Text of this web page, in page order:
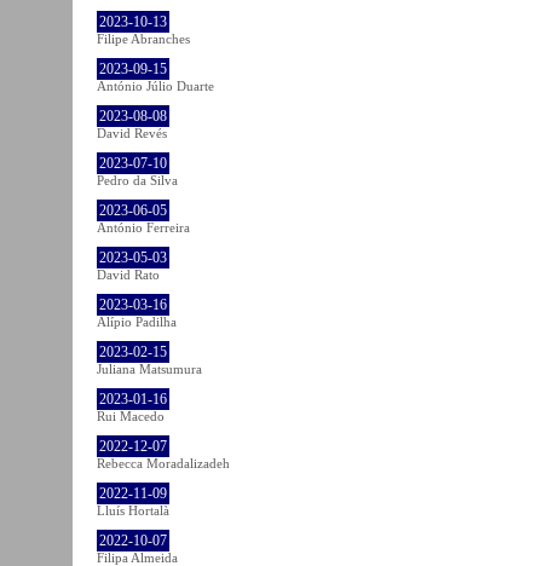
2023-10-13
Filipe Abranches
2023-09-15
António Júlio Duarte
2023-08-08
David Revés
2023-07-10
Pedro da Silva
2023-06-05
António Ferreira
2023-05-03
David Rato
2023-03-16
Alípio Padilha
2023-02-15
Juliana Matsumura
2023-01-16
Rui Macedo
2022-12-07
Rebecca Moradalizadeh
2022-11-09
Lluís Hortalà
2022-10-07
Filipa Almeida